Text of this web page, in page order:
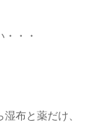
・・
布と薬だけ、